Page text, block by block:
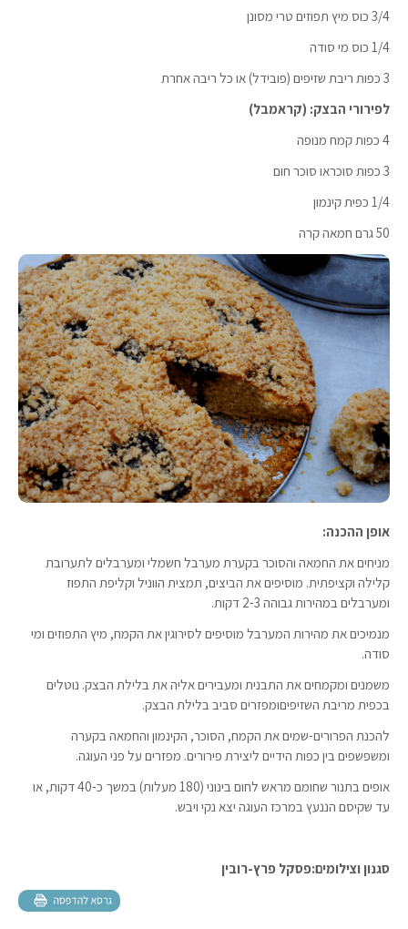
3/4 כוס מיץ תפוזים טרי מסונן
1/4 כוס מי סודה
3 כפות ריבת שזיפים (פובידל) או כל ריבה אחרת
לפירורי הבצק: (קראמבל)
4 כפות קמח מנופה
3 כפות סוכראו סוכר חום
1/4 כפית קינמון
50 גרם חמאה קרה
אופן ההכנה:
מניחים את החמאה והסוכר בקערת מערבל חשמלי ומערבלים לתערובת
קלילה וקציפתית. מוסיפים את הביצים, תמצית הווניל וקליפת התפוז
ומערבלים במהירות גבוהה 2-3 דקות.
מנמיכים את מהירות המערבל מוסיפים לסירוגין את הקמח, מיץ התפוזים ומי
סודה.
משמנים ומקמחים את התבנית ומעבירים אליה את בלילת הבצק. נוטלים
בכפית מריבת השזיפיםומפזרים סביב בלילת הבצק.
להכנת הפרורים-שמים את הקמח, הסוכר, הקינמון והחמאה בקערה
ומשפשפים בין כפות הידיים ליצירת פירורים. מפזרים על פני העוגה.
אופים בתנור שחומם מראש לחום בינוני (180 מעלות) במשך כ-40 דקות, או
עד שקיסם הננעץ במרכז העוגה יצא נקי ויבש.
סגנון וצילומים:פסקל פרץ-רובין